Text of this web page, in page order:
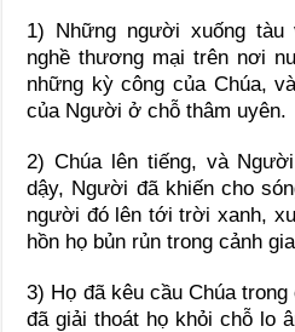
1) Những người xuống
nghề thương mại trên nơi
những kỳ công của Chúa,
của Người ở chỗ thâm uyên.
2) Chúa lên tiếng, và
dậy, Người đã khiến cho
người đó lên tới trời xanh,
hồn họ bủn rủn trong cảnh
3) Họ đã kêu cầu Chúa
đã giải thoát họ khỏi chỗ lo